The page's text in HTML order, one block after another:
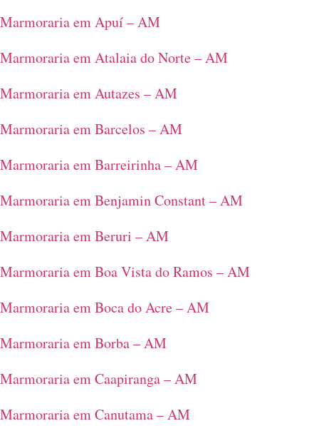
Marmoraria em Apuí – AM
Marmoraria em Atalaia do Norte – AM
Marmoraria em Autazes – AM
Marmoraria em Barcelos – AM
Marmoraria em Barreirinha – AM
Marmoraria em Benjamin Constant – AM
Marmoraria em Beruri – AM
Marmoraria em Boa Vista do Ramos – AM
Marmoraria em Boca do Acre – AM
Marmoraria em Borba – AM
Marmoraria em Caapiranga – AM
Marmoraria em Canutama – AM